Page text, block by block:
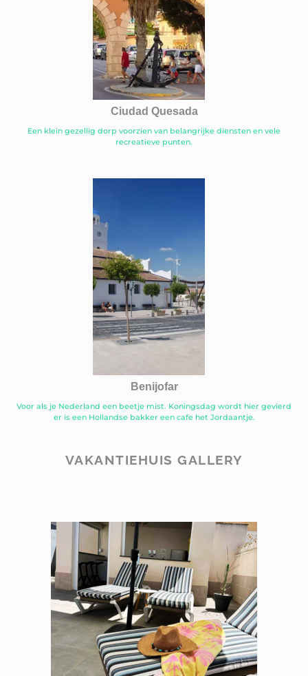
Ciudad Quesada
Een klein gezellig dorp voorzien van belangrijke diensten en vele
recreatieve punten.
Benijofar
Voor als je Nederland een beetje mist. Koningsdag wordt hier gevierd
er is een Hollandse bakker een cafe het Jordaantje.
VAKANTIEHUIS GALLERY